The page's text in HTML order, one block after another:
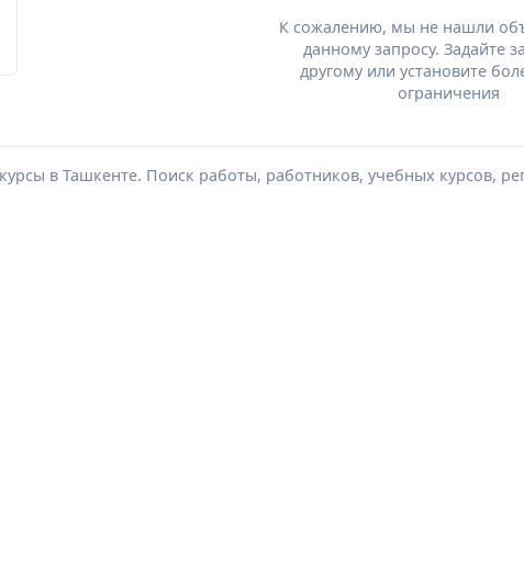
К сожалению, мы не нашли
данному запросу. Задайте
другому или установите
ограничения
в Ташкенте. Поиск работы, работников, учебных курсов,